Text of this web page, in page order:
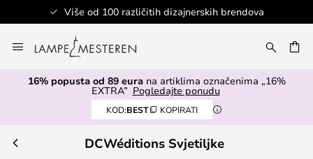
brendova Sigurno plaćanje
to
Content
16% popusta od 89 eurana artiklima označenima „16%
EXTRA” Pogledajte ponudu
KOD:BEST KOPIRATI
DCWéditions Svjetiljke